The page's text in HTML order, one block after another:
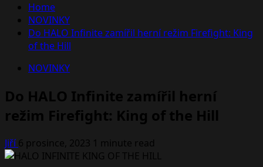
Home
NOVINKY
Do HALO Infinite zamířil herní režim Firefight: King
of the Hill
NOVINKY
Do HALO Infinite zamířil herní
režim Firefight: King of the Hill
Jiří6 prosince, 2023 1 minute read